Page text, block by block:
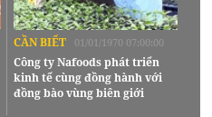
CẦN BIẾT 01/01/1970 07:00:00
Công ty Nafoods phát triển
kinh tế cùng đồng hành với
đồng bào vùng biên giới